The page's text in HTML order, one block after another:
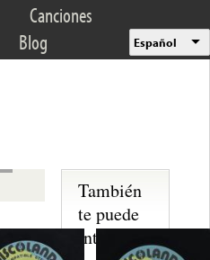
Canciones
Blog Español
También
te puede
interesar...